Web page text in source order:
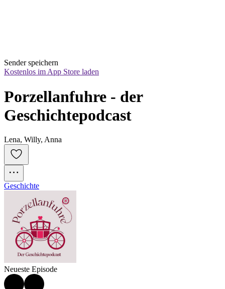
Sender speichern
Kostenlos im App Store laden
Porzellanfuhre - der
Geschichtepodcast
Lena, Willy, Anna
Geschichte
Neueste Episode